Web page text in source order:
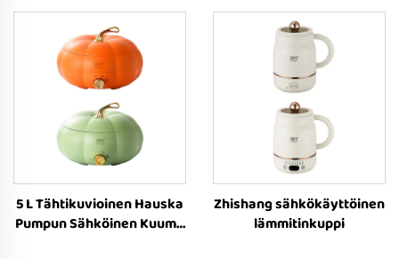
5 L Tähtikuvioinen Hauska
Pumpun Sähköinen Kuuma
Zhishang sähkökäyttöinen
lämmitinkuppi